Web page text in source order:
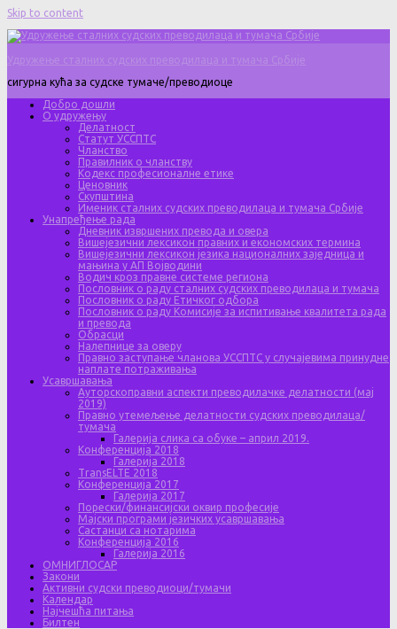
Skip to content
Удружење сталних судских преводилаца и тумача Србије
сигурна кућа за судске тумаче/преводиоце
Добро дошли
О удружењу
Делатност
Статут УССПТС
Чланство
Правилник о чланству
Кодекс професионалне етике
Ценовник
Скупштина
Именик сталних судских преводилаца и тумача Србије
Унапређење рада
Дневник извршених превода и овера
Вишејезични лексикон правних и економских термина
Вишејезични лексикон језика националних заједница и
мањина у АП Војводини
Водич кроз правне системе региона
Пословник о раду сталних судских преводилаца и тумача
Пословник о раду Етичког одбора
Пословник о раду Комисије за испитивање квалитета рада
и превода
Обрасци
Налепнице за оверу
Правно заступање чланова УССПТС у случајевима принудне
наплате потраживања
Усавршавања
Ауторскоправни аспекти преводилачке делатности (мај
2019)
Правно утемељење делатности судских преводилаца/
тумача
Галерија слика са обуке – април 2019.
Конференција 2018
Галерија 2018
TransELTE 2018
Конференција 2017
Галерија 2017
Порески/финансијски оквир професије
Мајски програми језичких усавршавања
Састанци са нотарима
Конференција 2016
Галерија 2016
ОМНИГЛОСАР
Закони
Активни судски преводиоци/тумачи
Календар
Најчешћа питања
Билтен